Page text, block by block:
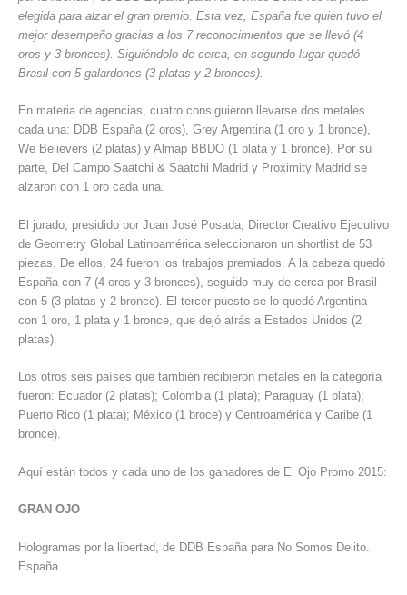
elegida para alzar el gran premio. Esta vez, España fue quien tuvo el
mejor desempeño gracias a los 7 reconocimientos que se llevó (4
oros y 3 bronces). Siguiéndolo de cerca, en segundo lugar quedó
Brasil con 5 galardones (3 platas y 2 bronces).
En materia de agencias, cuatro consiguieron llevarse dos metales
cada una: DDB España (2 oros), Grey Argentina (1 oro y 1 bronce),
We Believers (2 platas) y Almap BBDO (1 plata y 1 bronce). Por su
parte, Del Campo Saatchi & Saatchi Madrid y Proximity Madrid se
alzaron con 1 oro cada una.
El jurado, presidido por Juan José Posada, Director Creativo Ejecutivo
de Geometry Global Latinoamérica seleccionaron un shortlist de 53
piezas. De ellos, 24 fueron los trabajos premiados. A la cabeza quedó
España con 7 (4 oros y 3 bronces), seguido muy de cerca por Brasil
con 5 (3 platas y 2 bronce). El tercer puesto se lo quedó Argentina
con 1 oro, 1 plata y 1 bronce, que dejó atrás a Estados Unidos (2
platas).
Los otros seis países que también recibieron metales en la categoría
fueron: Ecuador (2 platas); Colombia (1 plata); Paraguay (1 plata);
Puerto Rico (1 plata); México (1 broce) y Centroamérica y Caribe (1
bronce).
Aquí están todos y cada uno de los ganadores de El Ojo Promo 2015:
GRAN OJO
Hologramas por la libertad, de DDB España para No Somos Delito.
España